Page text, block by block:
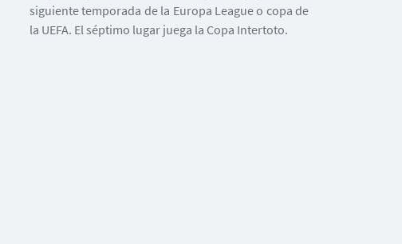
siguiente temporada de la Europa League o copa de
la UEFA. El séptimo lugar juega la Copa Intertoto.